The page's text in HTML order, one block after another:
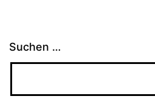
Suchen …